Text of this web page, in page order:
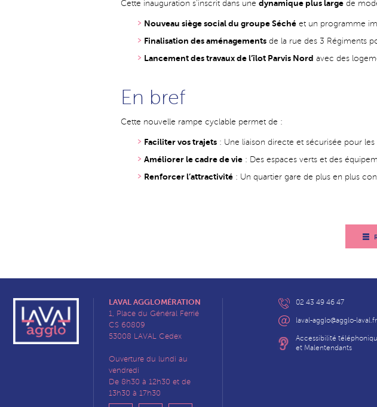
Cette inauguration s’inscrit dans une dynamique plus large de
Nouveau siège social du groupe Séché et un programme
Finalisation des aménagements de la rue des 3 Régiments
Lancement des travaux de l’îlot Parvis Nord avec des
En bref
Cette nouvelle rampe cyclable permet de :
Faciliter vos trajets : Une liaison directe et sécurisée pour les
Améliorer le cadre de vie : Des espaces verts et des
Renforcer l’attractivité : Un quartier gare de plus en plus
LAVAL AGGLOMÉRATION
1, Place du Général Ferrié
CS 60809
53008 LAVAL Cedex
Ouverture du lundi au
vendredi
De 8h30 à 12h30 et de
13h30 à 17h30
02 43 49 46 47
laval-agglo@agglo-laval.fr
Accessibilité
et Malentendants